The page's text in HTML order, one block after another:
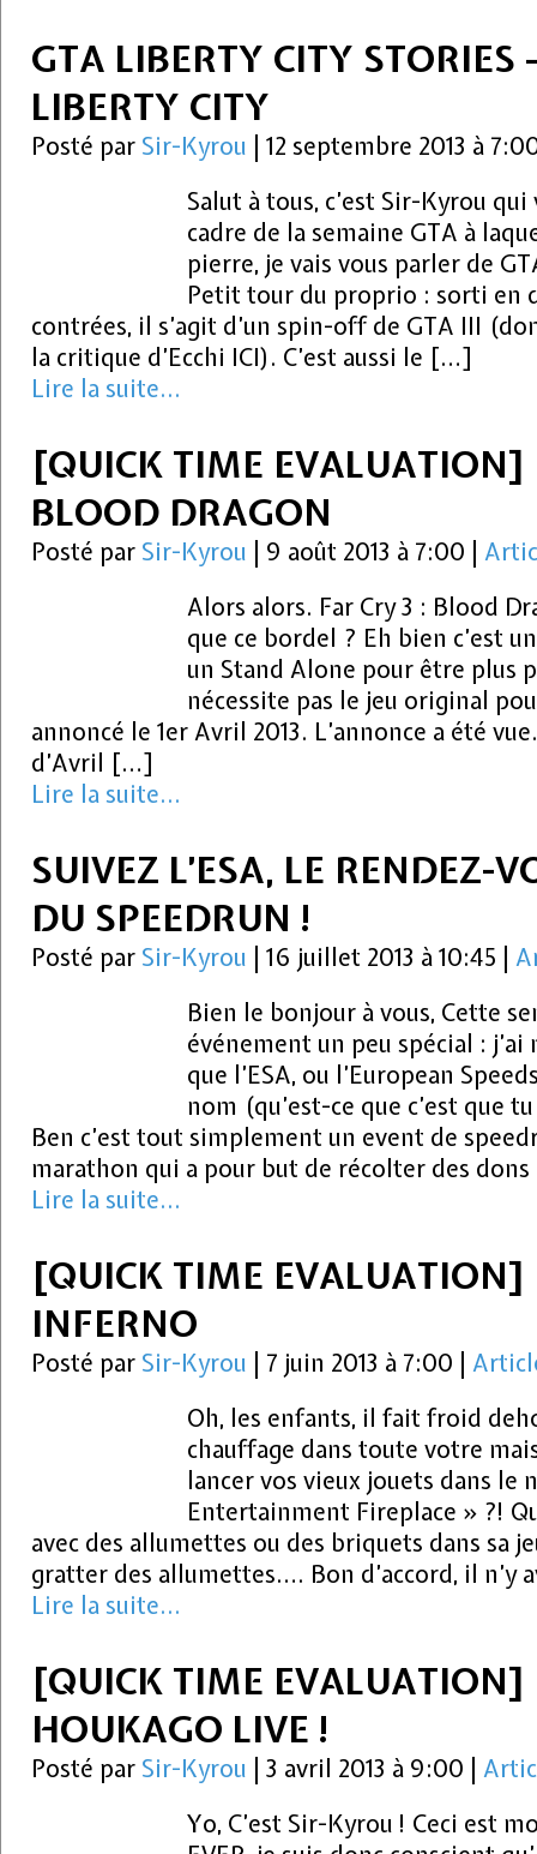
GTA LIBERTY CITY STORIES
LIBERTY CITY
Posté par Sir-Kyrou
12 septembre 2013 à
Salut à tous, c’est Sir-Kyrou
cadre de la semaine GTA à
pierre, je vais vous parler de
Petit tour du proprio : sorti en
contrées, il s’agit d’un spin-off de GTA III
la critique d’Ecchi ICI). C’est aussi le […]
Lire la suite...
[QUICK TIME EVALUATION]
BLOOD DRAGON
Posté par Sir-Kyrou 9 août 2013 à 7:00
Alors alors. Far Cry 3 : Blood
que ce bordel ? Eh bien c’est
un Stand Alone pour être plus
nécessite pas le jeu original
annoncé le 1er Avril 2013. L’annonce a été
d’Avril […]
Lire la suite...
SUIVEZ L’ESA, LE RENDEZ-
DU SPEEDRUN !
Posté par Sir-Kyrou 16 juillet 2013 à 10:45
Bien le bonjour à vous, Cette
événement un peu spécial : j’ai
que l’ESA, ou l’European
nom (qu’est-ce que c’est que
Ben c’est tout simplement un event de
marathon qui a pour but de récolter des
Lire la suite...
[QUICK TIME EVALUATION]
INFERNO
Posté par Sir-Kyrou 7 juin 2013 à 7:00
Oh, les enfants, il fait froid
chauffage dans toute votre
lancer vos vieux jouets dans
Entertainment Fireplace » ?!
avec des allumettes ou des briquets dans sa
gratter des allumettes…. Bon d’accord, il
Lire la suite...
[QUICK TIME
HOUKAGO LIVE !
Posté par Sir-Kyrou 3 avril 2013 à 9:00
Yo, C’est Sir-Kyrou ! Ceci est